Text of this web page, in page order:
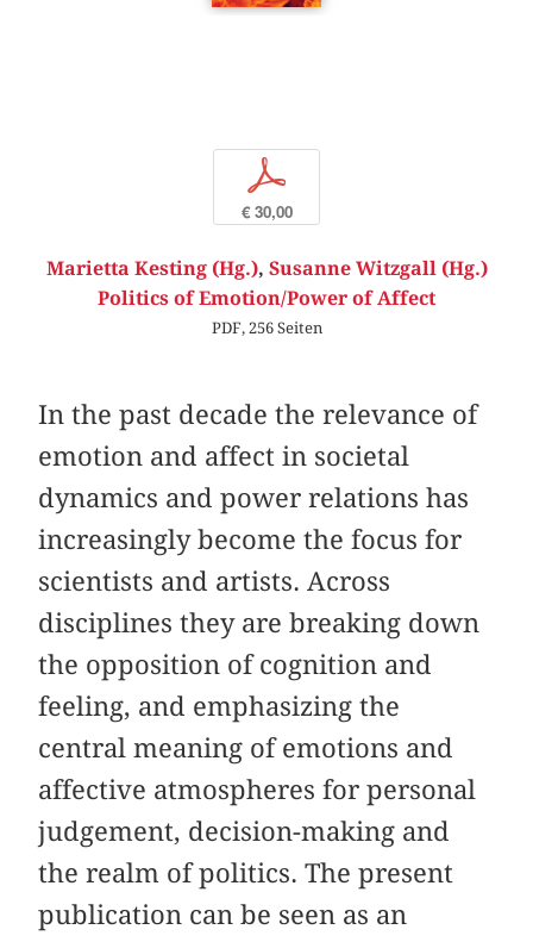
p
€ 30,00
Marietta Kesting (Hg.), Susanne Witzgall (Hg.)
Politics of Emotion/Power of Affect
PDF, 256 Seiten
In the past decade the relevance of
emotion and affect in societal
dynamics and power relations has
increasingly become the focus for
scientists and artists. Across
disciplines they are breaking down
the opposition of cognition and
feeling, and emphasizing the
central meaning of emotions and
affective atmospheres for personal
judgement, decision-making and
the realm of politics. The present
publication can be seen as an